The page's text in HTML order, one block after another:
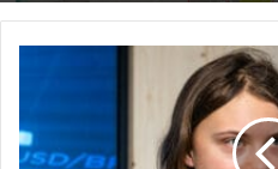
contra
las